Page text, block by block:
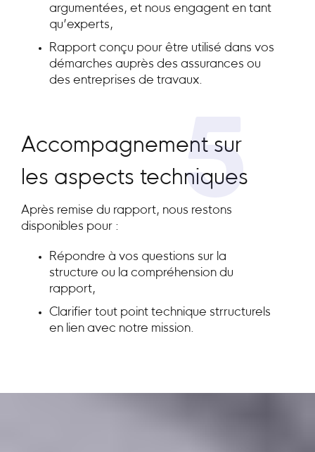
argumentées, et nous engagent en tant
qu’experts,
Rapport conçu pour être utilisé dans vos
démarches auprès des assurances ou
des entreprises de travaux.
5
Accompagnement sur
les aspects techniques
Après remise du rapport, nous restons
disponibles pour :
Répondre à vos questions sur la
structure ou la compréhension du
rapport,
Clarifier tout point technique strructurels
en lien avec notre mission.